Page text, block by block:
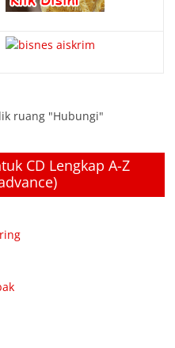
ruang "Hubungi"
CD Lengkap A-Z